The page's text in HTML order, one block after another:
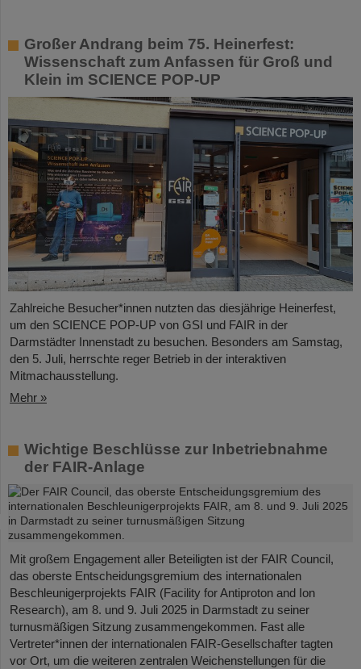
Großer Andrang beim 75. Heinerfest:
Wissenschaft zum Anfassen für Groß und
Klein im SCIENCE POP-UP
Zahlreiche Besucher*innen nutzten das diesjährige Heinerfest,
um den SCIENCE POP-UP von GSI und FAIR in der
Darmstädter Innenstadt zu besuchen. Besonders am Samstag,
den 5. Juli, herrschte reger Betrieb in der interaktiven
Mitmachausstellung.
Mehr »
Wichtige Beschlüsse zur Inbetriebnahme
der FAIR-Anlage
Mit großem Engagement aller Beteiligten ist der FAIR Council,
das oberste Entscheidungsgremium des internationalen
Beschleunigerprojekts FAIR (Facility for Antiproton and Ion
Research), am 8. und 9. Juli 2025 in Darmstadt zu seiner
turnusmäßigen Sitzung zusammengekommen. Fast alle
Vertreter*innen der internationalen FAIR-Gesellschafter tagten
vor Ort, um die weiteren zentralen Weichenstellungen für die